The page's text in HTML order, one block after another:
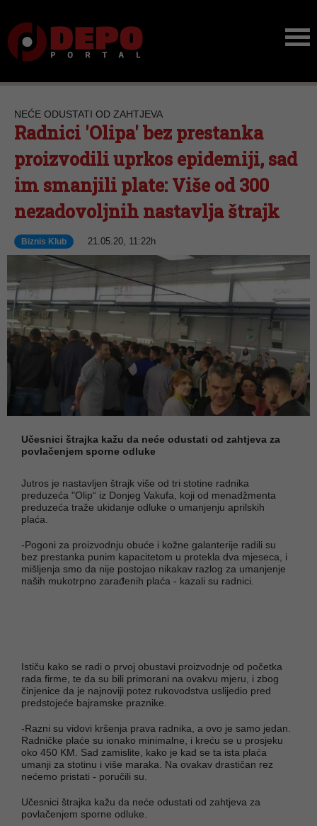
NEĆE ODUSTATI OD ZAHTJEVA
Radnici 'Olipa' bez prestanka
proizvodili uprkos epidemiji, sad
im smanjili plate: Više od 300
nezadovoljnih nastavlja štrajk
Biznis Klub 21.05.20, 11:22h
Učesnici štrajka kažu da neće odustati od zahtjeva za
povlačenjem sporne odluke
Jutros je nastavljen štrajk više od tri stotine radnika
preduzeća "Olip“ iz Donjeg Vakufa, koji od menadžmenta
preduzeća traže ukidanje odluke o umanjenju aprilskih
plaća.
-Pogoni za proizvodnju obuće i kožne galanterije radili su
bez prestanka punim kapacitetom u protekla dva mjeseca, i
mišljenja smo da nije postojao nikakav razlog za umanjenje
naših mukotrpno zarađenih plaća - kazali su radnici.
Ističu kako se radi o prvoj obustavi proizvodnje od početka
rada firme, te da su bili primorani na ovakvu mjeru, i zbog
činjenice da je najnoviji potez rukovodstva uslijedio pred
predstojeće bajramske praznike.
-Razni su vidovi kršenja prava radnika, a ovo je samo jedan.
Radničke plaće su ionako minimalne, i kreću se u prosjeku
oko 450 KM. Sad zamislite, kako je kad se ta ista plaća
umanji za stotinu i više maraka. Na ovakav drastičan rez
nećemo pristati - poručili su.
Učesnici štrajka kažu da neće odustati od zahtjeva za
povlačenjem sporne odluke.